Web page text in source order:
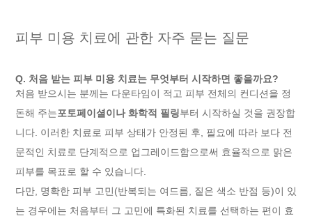
피부 미용 치료에 관한 자주 묻는 질문
Q. 처음 받는 피부 미용 치료는 무엇부터 시작하면 좋을까요?
처음 받으시는 분께는 다운타임이 적고 피부 전체의 컨디션을 정
돈해 주는포토페이셜이나 화학적 필링부터 시작하실 것을 권장합
니다. 이러한 치료로 피부 상태가 안정된 후, 필요에 따라 보다 전
문적인 치료로 단계적으로 업그레이드함으로써 효율적으로 맑은
피부를 목표로 할 수 있습니다.
다만, 명확한 피부 고민(반복되는 여드름, 짙은 색소 반점 등)이 있
는 경우에는 처음부터 그 고민에 특화된 치료를 선택하는 편이 효